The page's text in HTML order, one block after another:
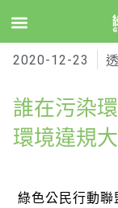
關於綠盟
大事記
EN
2020-12-23
誰在污染
環境違規
綠色公民行動